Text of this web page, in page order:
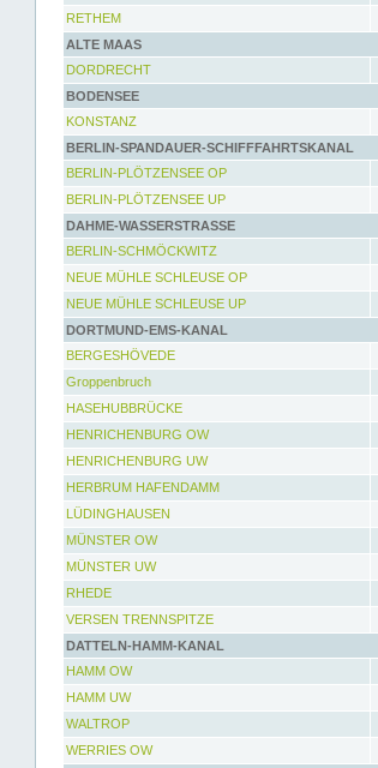
RETHEM
ALTE MAAS
DORDRECHT
BODENSEE
KONSTANZ
BERLIN-SPANDAUER-SCHIFFFAHRTSKANAL
BERLIN-PLÖTZENSEE OP
BERLIN-PLÖTZENSEE UP
DAHME-WASSERSTRASSE
BERLIN-SCHMÖCKWITZ
NEUE MÜHLE SCHLEUSE OP
NEUE MÜHLE SCHLEUSE UP
DORTMUND-EMS-KANAL
BERGESHÖVEDE
Groppenbruch
HASEHUBBRÜCKE
HENRICHENBURG OW
HENRICHENBURG UW
HERBRUM HAFENDAMM
LÜDINGHAUSEN
MÜNSTER OW
MÜNSTER UW
RHEDE
VERSEN TRENNSPITZE
DATTELN-HAMM-KANAL
HAMM OW
HAMM UW
WALTROP
WERRIES OW